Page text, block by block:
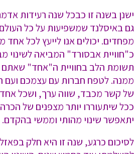
ישנן בשנה זו כבכל שנה רעידות
גם באיסלנד שמשפיעות על כל
מפחדים. יכולים אנו לייעץ לכל
כ"חוויית אבסורד" המביאה לשינוי
תשומת הלב בחוויית ה"אחד"
ממנה. לטפח חברות עם עצמכם ועם
של קשר מכבד, שווה ערך, ושכל
ככל שיתעוררו יותר מצפנים של
יתאפשר שינוי מהותי וממשי בהקדם.
לסיכום כרגע, שנה זו היא חלק